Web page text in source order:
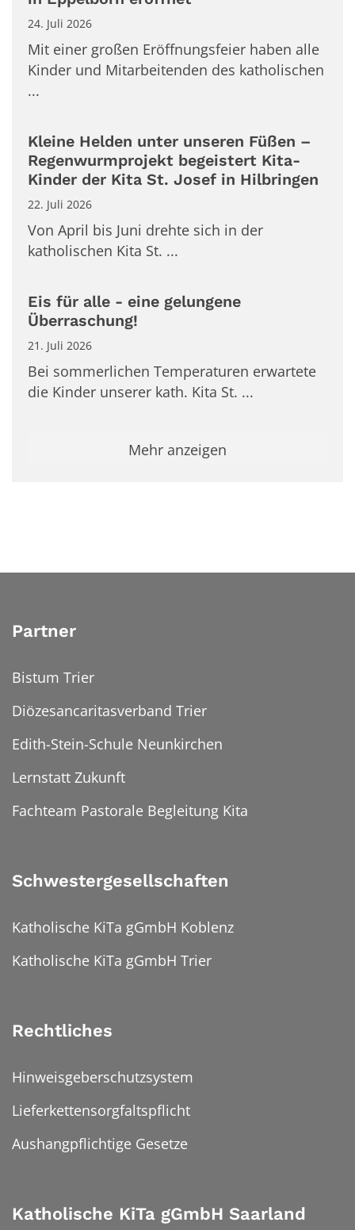
24. Juli 2026
Mit einer großen Eröffnungsfeier haben alle
Kinder und Mitarbeitenden des katholischen
...
Kleine Helden unter unseren Füßen –
Regenwurmprojekt begeistert Kita-
Kinder der Kita St. Josef in Hilbringen
22. Juli 2026
Von April bis Juni drehte sich in der
katholischen Kita St. ...
Eis für alle - eine gelungene
Überraschung!
21. Juli 2026
Bei sommerlichen Temperaturen erwartete
die Kinder unserer kath. Kita St. ...
Mehr anzeigen
Partner
Bistum Trier
Diözesancaritasverband Trier
Edith-Stein-Schule Neunkirchen
Lernstatt Zukunft
Fachteam Pastorale Begleitung Kita
Schwestergesellschaften
Katholische KiTa gGmbH Koblenz
Katholische KiTa gGmbH Trier
Rechtliches
Hinweisgeberschutzsystem
Lieferkettensorgfaltspflicht
Aushangpflichtige Gesetze
Katholische KiTa gGmbH Saarland